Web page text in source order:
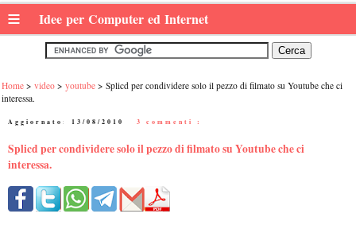
≡ Idee per Computer ed Internet
Home video youtube
Splicd per condividere solo il pezzo di filmato su Youtube che ci
interessa.
Aggiornato: 13/08/2010 3 commenti :
Splicd per condividere solo il pezzo di filmato su Youtube che ci
interessa.